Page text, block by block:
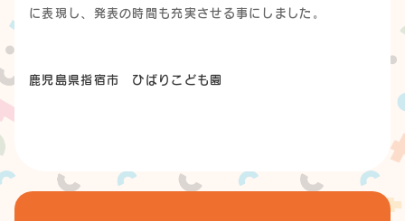
に表現し、発表の時間も充実させる事にしました。
鹿児島県指宿市 ひばりこども園